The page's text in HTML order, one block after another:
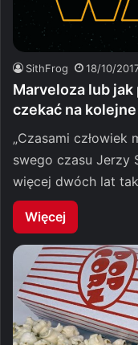
SithFrog 18/10/
Marveloza lub
czekać na
„Czasami człowiek
swego czasu Jerzy
więcej dwóch lat
Więcej